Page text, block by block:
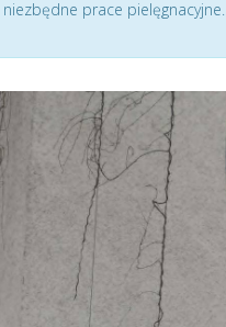
prace pielęgnacyjne.